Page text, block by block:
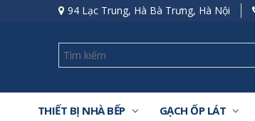
94 Lạc Trung, Hà Bà Trưng, Hà Nội
THIẾT BỊ NHÀ BẾP GẠCH ỐP LÁT